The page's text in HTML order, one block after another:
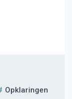
Opklaringen